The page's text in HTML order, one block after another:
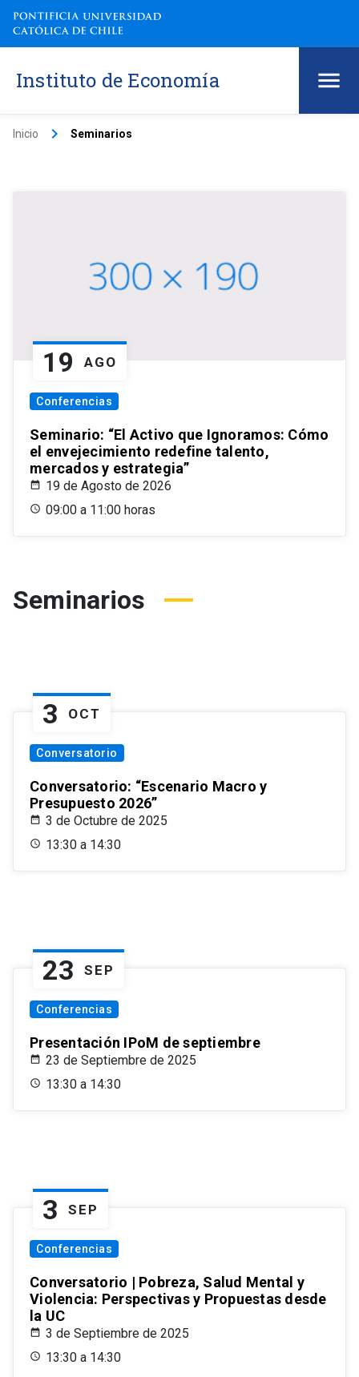
Instituto de Economía
Inicio keyboard_arrow_right Seminarios
19 AGO
Conferencias
Seminario: “El Activo que Ignoramos: Cómo
el envejecimiento redefine talento,
mercados y estrategia”
19 de Agosto de 2026
09:00 a 11:00 horas
Seminarios
3 OCT
Conversatorio
Conversatorio: “Escenario Macro y
Presupuesto 2026”
3 de Octubre de 2025
13:30 a 14:30
23 SEP
Conferencias
Presentación IPoM de septiembre
23 de Septiembre de 2025
13:30 a 14:30
3 SEP
Conferencias
Conversatorio | Pobreza, Salud Mental y
Violencia: Perspectivas y Propuestas desde
la UC
3 de Septiembre de 2025
13:30 a 14:30